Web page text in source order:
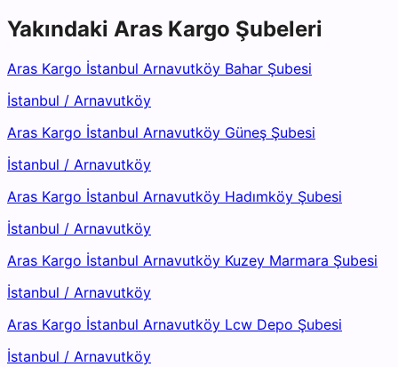
Yakındaki Aras Kargo Şubeleri
Aras Kargo İstanbul Arnavutköy Bahar Şubesi
İstanbul / Arnavutköy
Aras Kargo İstanbul Arnavutköy Güneş Şubesi
İstanbul / Arnavutköy
Aras Kargo İstanbul Arnavutköy Hadımköy Şubesi
İstanbul / Arnavutköy
Aras Kargo İstanbul Arnavutköy Kuzey Marmara Şubesi
İstanbul / Arnavutköy
Aras Kargo İstanbul Arnavutköy Lcw Depo Şubesi
İstanbul / Arnavutköy